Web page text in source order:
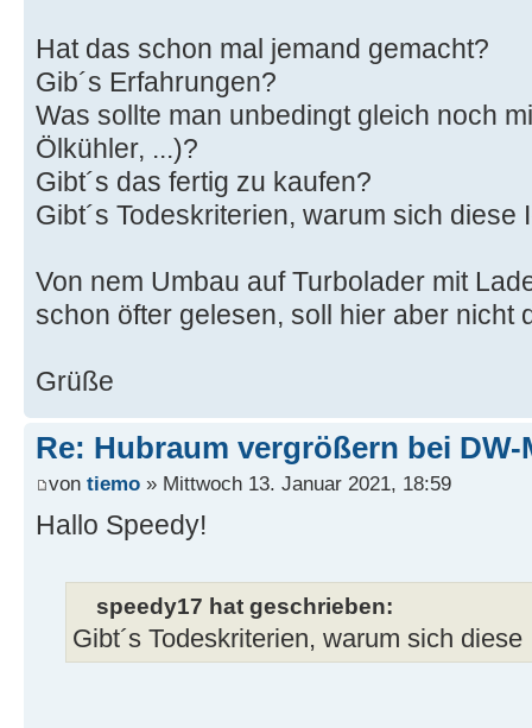
Hat das schon mal jemand gemacht?
Gib´s Erfahrungen?
Was sollte man unbedingt gleich noch
Ölkühler, ...)?
Gibt´s das fertig zu kaufen?
Gibt´s Todeskriterien, warum sich
Von nem Umbau auf Turbolader mit
schon öfter gelesen, soll hier aber nicht
Grüße
Re: Hubraum vergrößern bei
von tiemo » Mittwoch 13. Januar 2021, 18:59
Hallo Speedy!
speedy17 hat geschrieben:
Gibt´s Todeskriterien, warum sich